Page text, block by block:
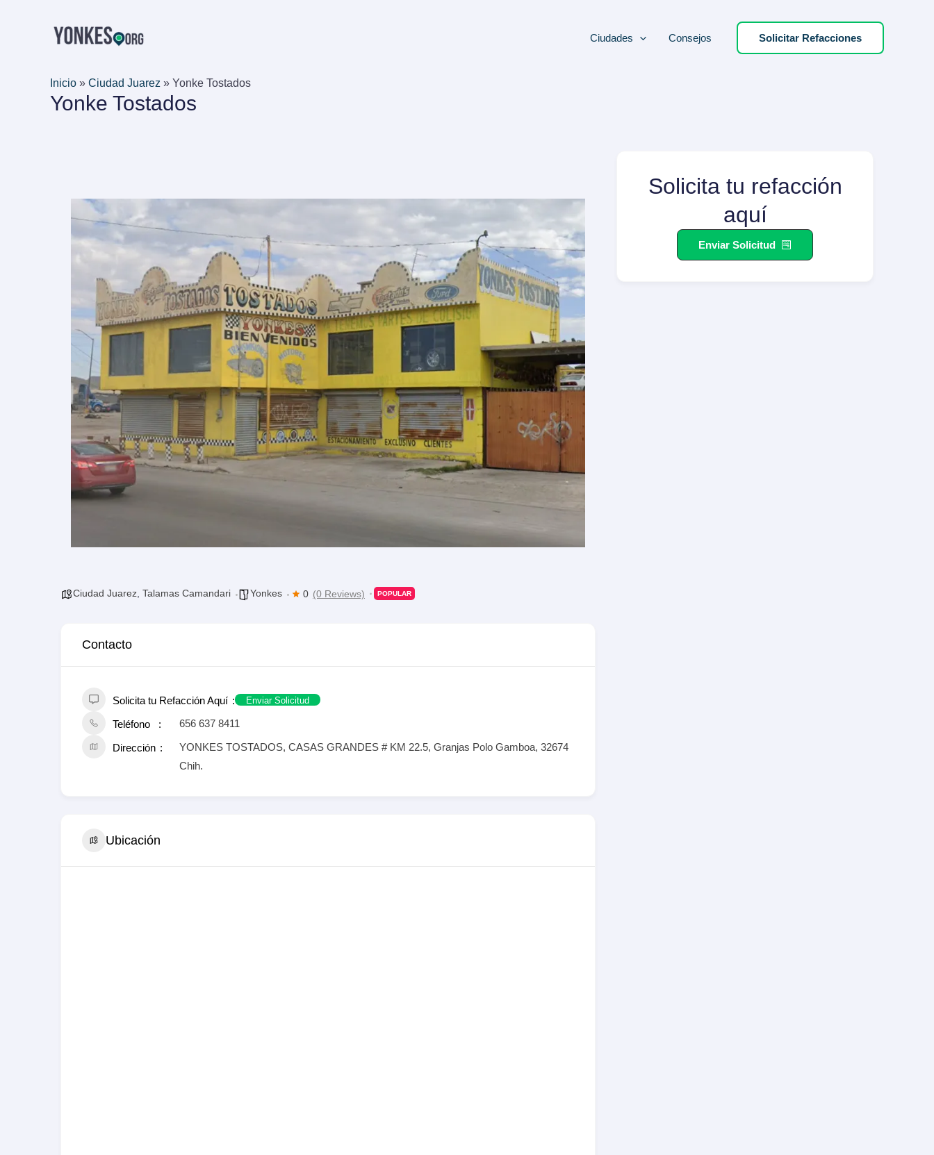
Ciudades Consejos Solicitar Refacciones
Inicio » Ciudad Juarez » Yonke Tostados
Yonke Tostados
Ciudad Juarez Talamas Camandari Yonkes 0 (0 Reviews) POPULAR
Contacto
Solicita tu Refacción Aquí Enviar Solicitud
Teléfono 656 637 8411
Dirección
YONKES TOSTADOS, CASAS GRANDES # KM 22.5, Granjas Polo Gamboa, 32674
Chih.
Ubicación
Solicita tu refacción
aquí
Enviar Solicitud